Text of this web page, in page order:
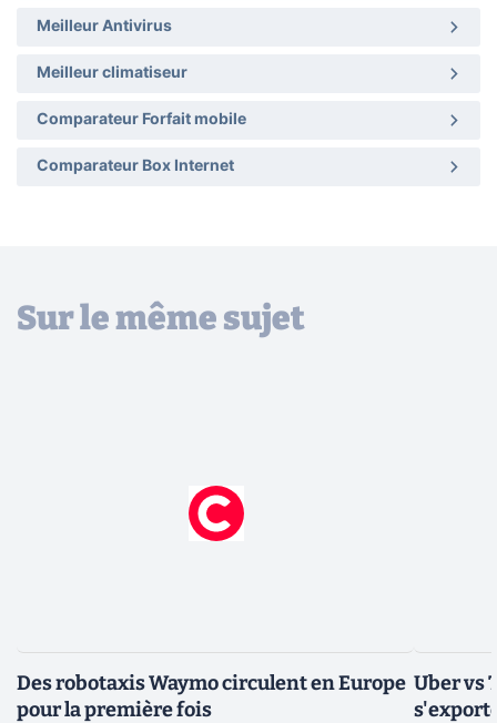
Meilleur Antivirus
Meilleur climatiseur
Comparateur Forfait mobile
Comparateur Box Internet
Sur le même sujet
Des robotaxis Waymo circulent en Europe
pour la première fois
Uber vs